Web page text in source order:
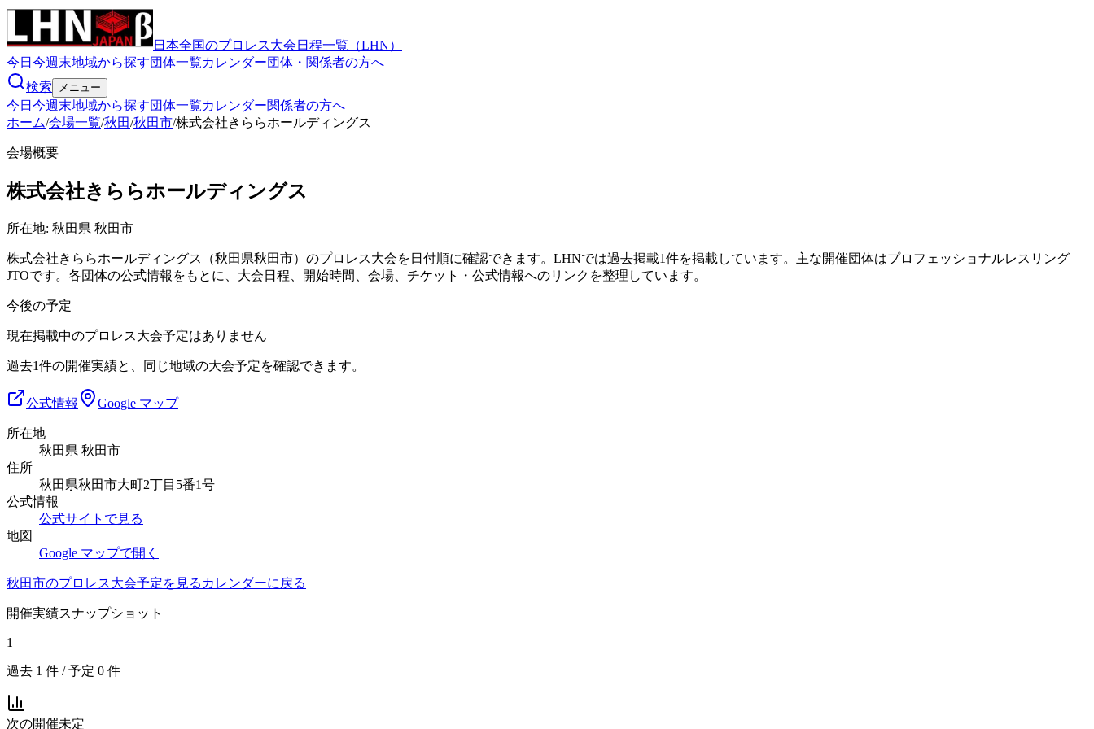
日本全国のプロレス大会日程一覧（LHN）
今日 今週末地域から探す団体一覧カレンダー団体・関係者の方へ
検索
メニュー
今日 今週末地域から探す団体一覧カレンダー関係者の方へ
ホーム/会場一覧/秋田/秋田市/株式会社きららホールディングス
会場概要
株式会社きららホールディングス
所在地: 秋田県 秋田市
株式会社きららホールディングス（秋田県秋田市）のプロレス大会を日付順に確認できます。LHNでは過去掲載1件を掲載しています。主な開催団体はプロフェッショナルレスリング
JTOです。各団体の公式情報をもとに、大会日程、開始時間、会場、チケット・公式情報へのリンクを整理しています。
今後の予定
現在掲載中のプロレス大会予定はありません
過去1件の開催実績と、同じ地域の大会予定を確認できます。
公式情報 Google マップ
所在地
秋田県 秋田市
住所
秋田県秋田市大町2丁目5番1号
公式情報
公式サイトで見る
地図
Google マップで開く
秋田市のプロレス大会予定を見る カレンダーに戻る
開催実績スナップショット
1
過去 1 件 / 予定 0 件
次の開催未定